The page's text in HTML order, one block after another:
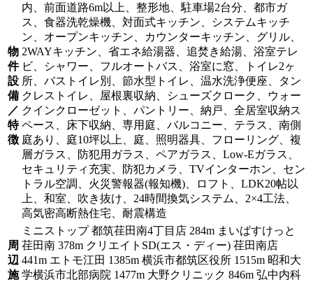
物
件
設
備
／
特
徴
内、前面道路6m以上、整形地、駐車場2台分、都市ガ
ス、食器洗乾燥機、対面式キッチン、システムキッチ
ン、オープンキッチン、カウンターキッチン、グリル、
2WAYキッチン、省エネ給湯器、追焚き給湯、浴室テレ
ビ、シャワー、フルオートバス、浴室に窓、トイレ2ヶ
所、バストイレ別、節水型トイレ、温水洗浄便座、タン
クレストイレ、屋根裏収納、シューズクローク、ウォー
クインクローゼット、パントリー、納戸、全居室収納ス
ペース、床下収納、専用庭、バルコニー、テラス、南側
庭あり、庭10坪以上、庭、照明器具、フローリング、複
層ガラス、防犯用ガラス、ペアガラス、Low-Eガラス、
セキュリティ充実、防犯カメラ、TVインターホン、セン
トラル空調、火災警報器(報知機)、ロフト、LDK20帖以
上、和室、吹き抜け、24時間換気システム、2×4工法、
高気密高断熱住宅、耐震構造
周
辺
施
ミニストップ 都筑荏田南4丁目店 284m まいばすけっと
荏田南 378m クリエイトSD(エス・ディー) 荏田南店
441m エトモ江田 1385m 横浜市都筑区役所 1515m 昭和大
学横浜市北部病院 1477m 大野クリニック 846m 弘中内科